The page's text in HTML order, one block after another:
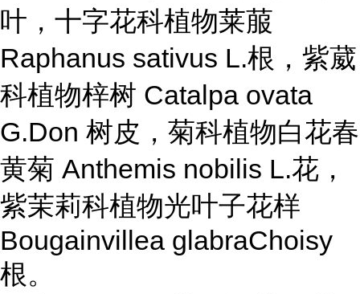
叶，十字花科植物莱菔
Raphanus sativus L.根，紫葳
科植物梓树 Catalpa ovata
G.Don 树皮，菊科植物白花春
黄菊 Anthemis nobilis L.花，
紫茉莉科植物光叶子花样
Bougainvillea glabraChoisy
根。